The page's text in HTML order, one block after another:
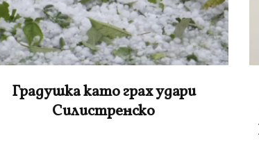
bTV: Родителите на Ангел,
починал на зъболекарския стол: